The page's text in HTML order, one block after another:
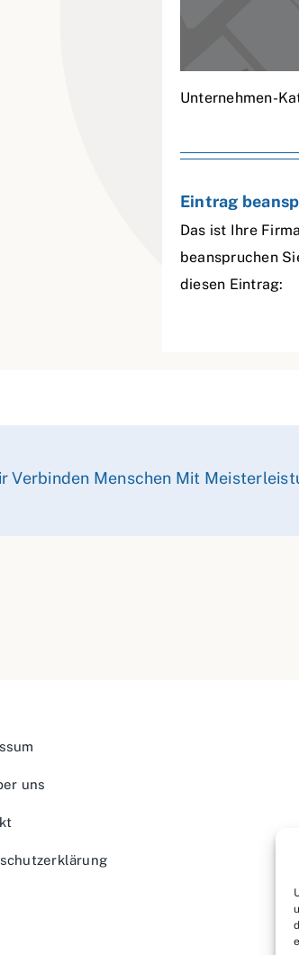
Unternehmen-
Eintrag
Das ist Ihre
beanspruchen
diesen Eintrag:
Verbinden Menschen Mit
uns